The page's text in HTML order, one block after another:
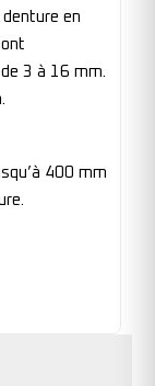
en
3 à 16 mm.
400 mm